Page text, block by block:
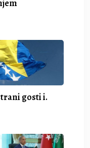
gosti i.